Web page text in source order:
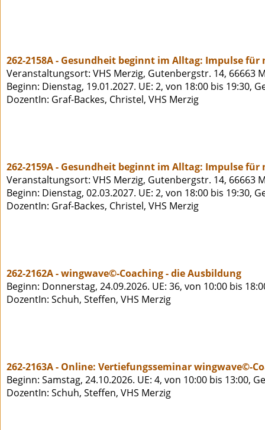
262-2158A - Gesundheit beginnt im Alltag: Impulse für
Veranstaltungsort: VHS Merzig, Gutenbergstr. 14, 66663
Beginn: Dienstag, 19.01.2027. UE: 2, von 18:00 bis 19:30,
DozentIn: Graf-Backes, Christel, VHS Merzig
262-2159A - Gesundheit beginnt im Alltag: Impulse für
Veranstaltungsort: VHS Merzig, Gutenbergstr. 14, 66663
Beginn: Dienstag, 02.03.2027. UE: 2, von 18:00 bis 19:30,
DozentIn: Graf-Backes, Christel, VHS Merzig
262-2162A - wingwave©-Coaching - die Ausbildung
Beginn: Donnerstag, 24.09.2026. UE: 36, von 10:00 bis
DozentIn: Schuh, Steffen, VHS Merzig
262-2163A - Online: Vertiefungsseminar wingwave©-
Beginn: Samstag, 24.10.2026. UE: 4, von 10:00 bis 13:00,
DozentIn: Schuh, Steffen, VHS Merzig